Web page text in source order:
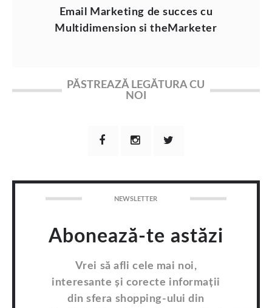
Email Marketing de succes cu
Multidimension si theMarketer
PĂSTREAZĂ LEGĂTURA CU
NOI
NEWSLETTER
Abonează-te astăzi
Vrei să afli cele mai noi,
interesante și corecte informații
din sfera shopping-ului din